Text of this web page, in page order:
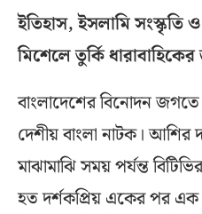
ইতিহাস, ইসলামি সংস্কৃতি ও
মিশেলে তুর্কি
বাংলাদেশের বিনোদন
দেশীয় বাংলা নাটক।
মাঝামাঝি সময় পর্যন্ত
হত দর্শকপ্রিয় একের পর এক